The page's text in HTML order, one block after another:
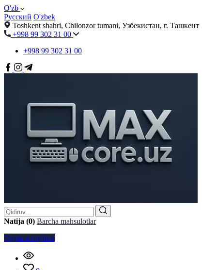
O'zb
Русский O'zbek
Toshkent shahri, Chilonzor tumani, Узбекистан, г. Ташкент
+998 99 302 31 00
+998 99 302 31 00
Natija (0) Barcha mahsulotlar
Qayta qo'ng'iroq